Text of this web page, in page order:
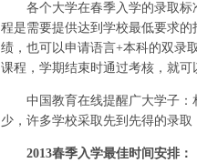
各个大学在春季入学的录取标
程是需要提供达到学校最低要求
绩，也可以申请语言+本科的双录
课程，学期结束时通过考核，就可
中国教育在线提醒广大学子：
少，许多学校采取先到先得的录取
2013春季入学最佳时间安排：